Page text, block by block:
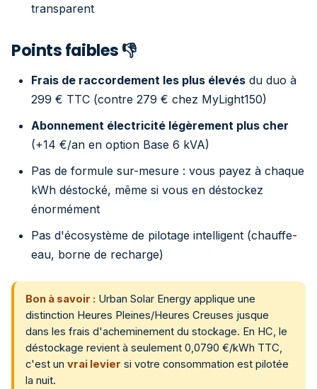
transparent
Points faibles 👎
Frais de raccordement les plus élevés du duo à
299 € TTC (contre 279 € chez MyLight150)
Abonnement électricité légèrement plus cher
(+14 €/an en option Base 6 kVA)
Pas de formule sur-mesure : vous payez à chaque
kWh déstocké, même si vous en déstockez
énormément
Pas d'écosystème de pilotage intelligent (chauffe-
eau, borne de recharge)
Bon à savoir : Urban Solar Energy applique une
distinction Heures Pleines/Heures Creuses jusque
dans les frais d'acheminement du stockage. En HC, le
déstockage revient à seulement 0,0790 €/kWh TTC,
c'est un vrai levier si votre consommation est pilotée
la nuit.